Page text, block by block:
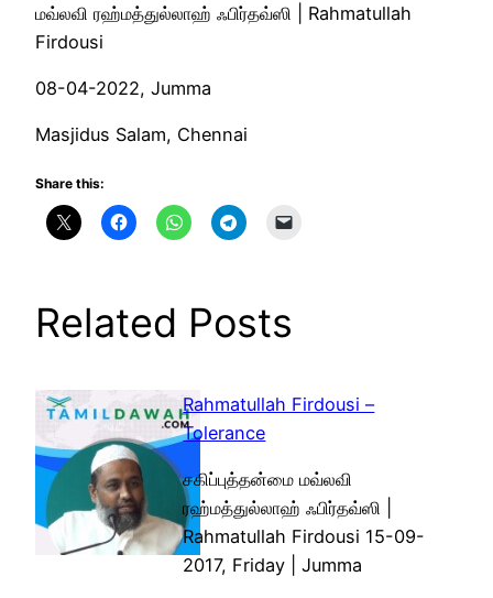
மவ்லவி ரஹ்மத்துல்லாஹ் ஃபிர்தவ்ஸி | Rahmatullah
Firdousi
08-04-2022, Jumma
Masjidus Salam, Chennai
Share this:
Related Posts
Rahmatullah Firdousi –
Tolerance
சகிப்புத்தன்மை மவ்லவி
ரஹ்மத்துல்லாஹ் ஃபிர்தவ்ஸி |
Rahmatullah Firdousi 15-09-
2017, Friday | Jumma